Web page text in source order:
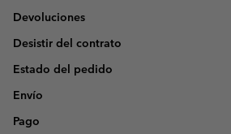
Devoluciones
Desistir del contrato
Estado del pedido
Envío
Pago